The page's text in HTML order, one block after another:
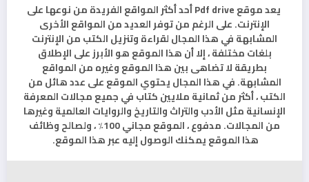
يعد موقع Pdf drive أحد أكثر المواقع الفريدة من نوعها على
الإنترنت. على الرغم من توفر العديد من المواقع الأخرى
المشابهة في هذا المجال لقراءة وتنزيل الكتب من الإنترنت
بلغات مختلفة ، إلا أن هذا الموقع هو الأبرز على الإطلاق
بطريقة لا تضاهى بين هذا الموقع وغيره من المواقع
المشابهة. في هذا المجال يحتوي الموقع على عدد هائل من
الكتب ، أكثر من ثمانية ملايين كتاب في جميع مجالات المعرفة
الإنسانية مثل الأدب والتراث والتاريخ والروايات العالمية وغيرها
من المجالات. مدفوع ، الموقع مجاني 100٪ ، ولصالح وظائف
هذا الموقع يمكنك الوصول إليه عبر هذا الموقع.